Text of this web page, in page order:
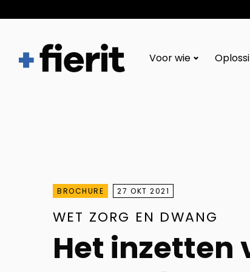
Méér
Voor wie
BROCHURE 27 OKT 2021
WET ZORG EN DWANG
Het inzetten